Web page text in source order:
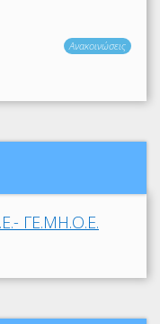
Ανακοινώσεις
ΓΕ.ΜΗ.Ο.Ε.